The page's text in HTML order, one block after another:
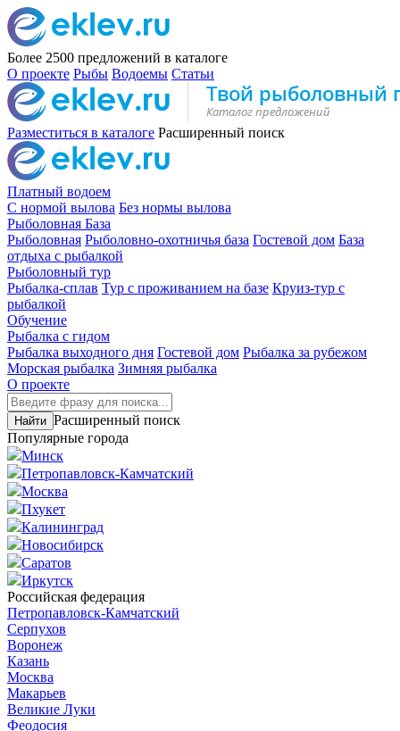
Более 2500 предложений в каталоге
О проекте Рыбы Водоемы Статьи
Разместиться в каталоге Расширенный поиск
Платный водоем
С нормой вылова Без нормы вылова
Рыболовная База
Рыболовная Рыболовно-охотничья база Гостевой дом База
отдыха с рыбалкой
Рыболовный тур
Рыбалка-сплав Тур с проживанием на базе Круиз-тур с
рыбалкой
Обучение
Рыбалка с гидом
Рыбалка выходного дня Гостевой дом Рыбалка за рубежом
Морская рыбалка Зимняя рыбалка
О проекте
Расширенный поиск
Популярные города
Минск
Петропавловск-Камчатский
Москва
Пхукет
Калининград
Новосибирск
Саратов
Иркутск
Российская федерация
Петропавловск-Камчатский
Серпухов
Воронеж
Казань
Москва
Макарьев
Великие Луки
Феодосия